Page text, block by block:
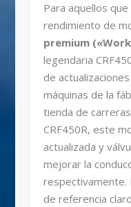
Para aquellos
rendimiento de
premium
legendaria
de
máquinas de la
tienda de
CRF450R, este
actualizada y
mejorar la
respectivamente.
de referencia